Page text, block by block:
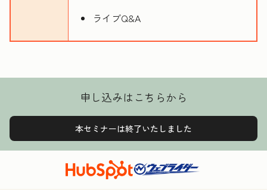
ライブQ&A
申し込みはこちらから
本セミナーは終了いたしました